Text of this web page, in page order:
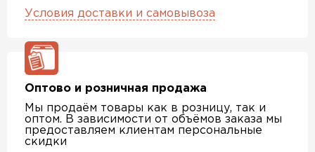
Условия доставки и самовывоза
Оптово и розничная продажа
Мы продаём товары как в розницу, так и
оптом. В зависимости от объёмов заказа мы
предоставляем клиентам персональные
скидки